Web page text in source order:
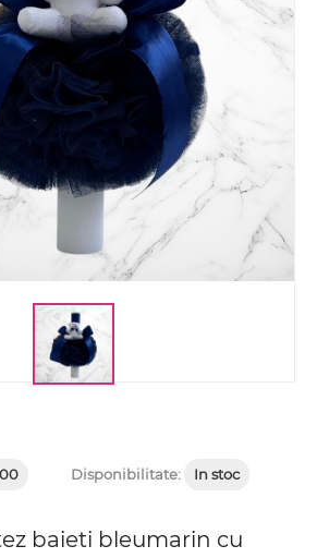
Disponibilitate: In stoc
baieti bleumarin cu